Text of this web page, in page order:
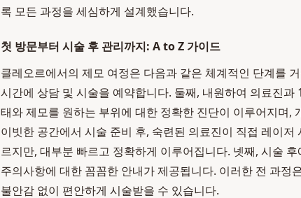
록 모든 과정을 세심하게 설계했습니다.
첫 방문부터 시술 후 관리까지: A to Z 가이드
클레오르에서의 제모 여정은 다음과 같은 체계적인 단계를
시간에 상담 및 시술을 예약합니다. 둘째, 내원하여 의료진
태와 제모를 원하는 부위에 대한 정확한 진단이 이루어지며,
이빗한 공간에서 시술 준비 후, 숙련된 의료진이 직접 레이
르지만, 대부분 빠르고 정확하게 이루어집니다. 넷째, 시술
주의사항에 대한 꼼꼼한 안내가 제공됩니다. 이러한 전 과정
불안감 없이 편안하게 시술받을 수 있습니다.